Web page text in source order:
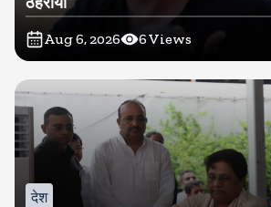
Aug 6, 2026 6Views
देश